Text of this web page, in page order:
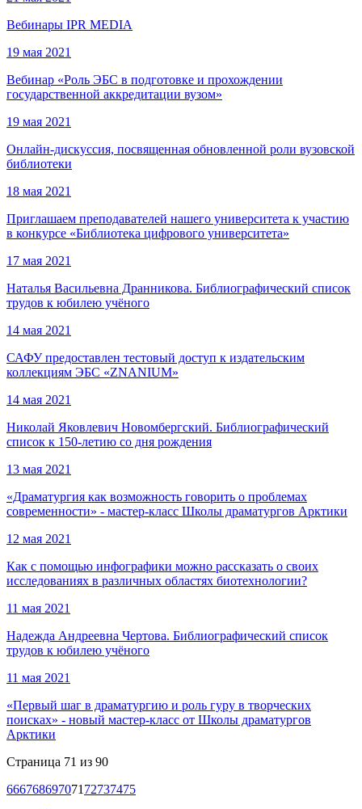
Вебинары IPR MEDIA
19 мая 2021
Вебинар «Роль ЭБС в подготовке и прохождении
государственной аккредитации вузом»
19 мая 2021
Онлайн-дискуссия, посвященная обновленной роли вузовской
библиотеки
18 мая 2021
Приглашаем преподавателей нашего университета к участию
в конкурсе «Библиотека цифрового университета»
17 мая 2021
Наталья Васильевна Дранникова. Библиографический список
трудов к юбилею учёного
14 мая 2021
САФУ предоставлен тестовый доступ к издательским
коллекциям ЭБС «ZNANIUM»
14 мая 2021
Николай Яковлевич Новомбергский. Библиографический
список к 150-летию со дня рождения
13 мая 2021
«Драматургия как возможность говорить о проблемах
современности» - мастер-класс Школы драматургов Арктики
12 мая 2021
Как с помощью инфографики можно рассказать о своих
исследованиях в различных областях биотехнологии?
11 мая 2021
Надежда Андреевна Чертова. Библиографический список
трудов к юбилею учёного
11 мая 2021
«Первый шаг в драматургию и роль гуру в творческих
поисках» - новый мастер-класс от Школы драматургов
Арктики
Страница 71 из 90
66676869707172737475